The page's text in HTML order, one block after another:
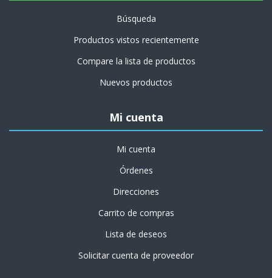
Búsqueda
Productos vistos recientemente
Compare la lista de productos
Nuevos productos
Mi cuenta
Mi cuenta
Órdenes
Direcciones
Carrito de compras
Lista de deseos
Solicitar cuenta de proveedor